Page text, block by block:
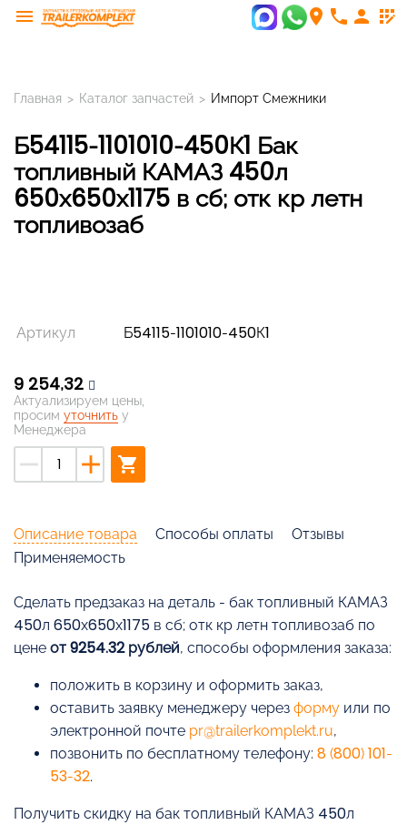
menu room phone person app_registration
Главная > Каталог запчастей > Импорт Смежники
Б54115-1101010-450К1 Бак
топливный КАМАЗ 450л
650х650х1175 в сб; отк кр летн
топливозаб
Артикул Б54115-1101010-450К1
9 254,32
Актуализируем цены,
просим уточнить у
Менеджера
remove add shopping_cart
Описание товара Способы оплаты
Отзывы
Применяемость
Cделать предзаказ на деталь - бак топливный КАМАЗ
450л 650х650х1175 в сб; отк кр летн топливозаб по
цене от 9254.32 рублей, способы оформления заказа:
положить в корзину и оформить заказ,
оставить заявку менеджеру через форму или по
электронной почте pr@trailerkomplekt.ru,
позвонить по бесплатному телефону: 8 (800) 101-
53-32.
Получить скидку на бак топливный КАМАЗ 450л